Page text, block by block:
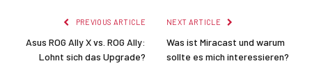
PREVIOUS ARTICLE
Asus ROG Ally X vs. ROG Ally:
Lohnt sich das Upgrade?
NEXT ARTICLE
Was ist Miracast und warum
sollte es mich interessieren?